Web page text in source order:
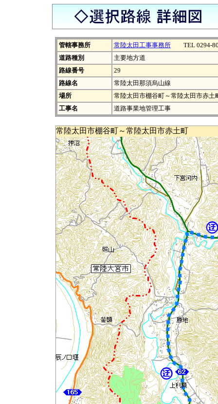
管轄事務所 常陸太田工事事務所TEL 0294-
道路種別
主要地方道
路線番号
29
路線名
常陸太田那須烏山線
場所
常陸太田市棚谷町～常陸太田市赤土
工事名
道路事業地管理工事
常陸太田市棚谷町～常陸太田市赤土町